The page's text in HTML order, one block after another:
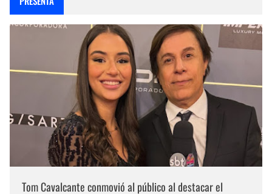
Tom Cavalcante conmovió al público al destacar el